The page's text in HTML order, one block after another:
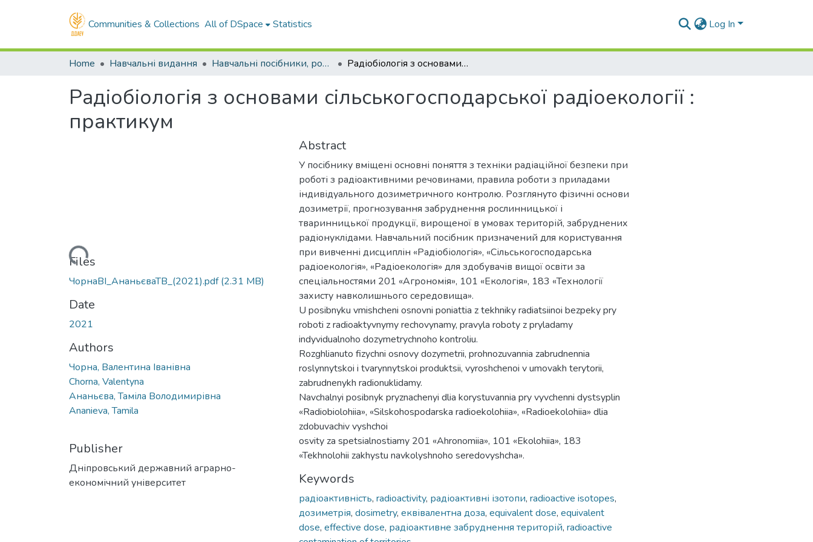
Communities & Collections All of DSpace Statistics Log In
Home Навчальні видання Навчальні посібники, розділи. Довідники, словники Радіобіологія з основами сільськогосподарської радіоекології : практикум
Радіобіологія з основами сільськогосподарської радіоекології :
практикум
Loading...
Files
ЧорнаВІ_АнаньєваТВ_(2021).pdf(2.31 MB)
Date
2021
Authors
Чорна, Валентина Іванівна
Chorna, Valentyna
Ананьєва, Таміла Володимирівна
Ananieva, Tamila
Publisher
Дніпровський державний аграрно-
економічний університет
Abstract
У посібнику вміщені основні поняття з техніки радіаційної безпеки при
роботі з радіоактивними речовинами, правила роботи з приладами
індивідуального дозиметричного контролю. Розглянуто фізичні основи
дозиметрії, прогнозування забруднення рослинницької і
тваринницької продукції, вирощеної в умовах територій, забруднених
радіонуклідами. Навчальний посібник призначений для користування
при вивченні дисциплін «Радіобіологія», «Сільськогосподарська
радіоекологія», «Радіоекологія» для здобувачів вищої освіти за
спеціальностями 201 «Агрономія», 101 «Екологія», 183 «Технології
захисту навколишнього середовища».
U posibnyku vmishcheni osnovni poniattia z tekhniky radiatsiinoi bezpeky pry
roboti z radioaktyvnymy rechovynamy, pravyla roboty z pryladamy
indyvidualnoho dozymetrychnoho kontroliu.
Rozghlianuto fizychni osnovy dozymetrii, prohnozuvannia zabrudnennia
roslynnytskoi i tvarynnytskoi produktsii, vyroshchenoi v umovakh terytorii,
zabrudnenykh radionuklidamy.
Navchalnyi posibnyk pryznachenyi dlia korystuvannia pry vyvchenni dystsyplin
«Radiobiolohiia», «Silskohospodarska radioekolohiia», «Radioekolohiia» dlia
zdobuvachiv vyshchoi
osvity za spetsialnostiamy 201 «Ahronomiia», 101 «Ekolohiia», 183
«Tekhnolohii zakhystu navkolyshnoho seredovyshcha».
Keywords
радіоактивність, radioactivity, радіоактивні ізотопи, radioactive isotopes,
дозиметрія, dosimetry, еквівалентна доза, equivalent dose, equivalent
dose, effective dose, радіоактивне забруднення територій, radioactive